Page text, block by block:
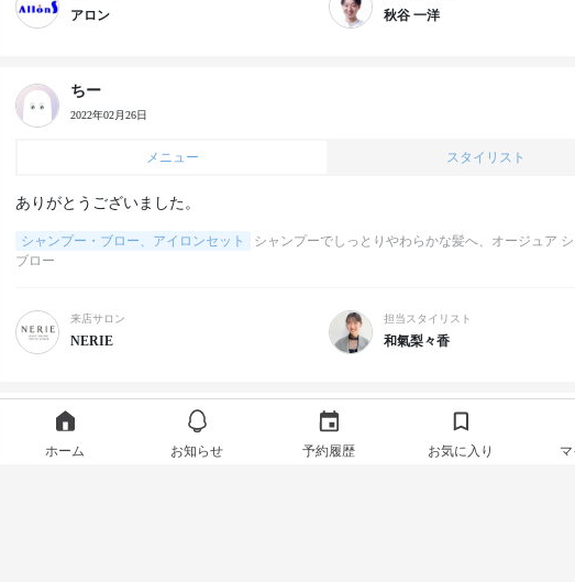
アロン 秋谷 一洋
ちー
2022年02月26日
メニュー スタイリスト
ありがとうございました。
シャンプー・ブロー、アイロンセット
シャンプーでしっとりやわらかな髪へ、オージュア シ
ブロー
来店サロン
NERIE
担当スタイリスト
和氣梨々香
ちー
ホーム お知らせ 予約履歴 お気に入り